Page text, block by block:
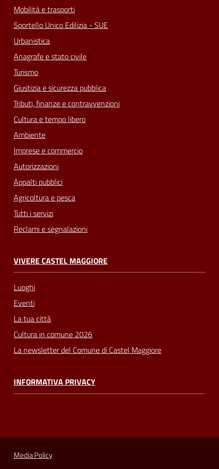
Mobilità e trasporti
Sportello Unico Edilizia - SUE
Urbanistica
Anagrafe e stato civile
Turismo
Giustizia e sicurezza pubblica
Tributi, finanze e contravvenzioni
Cultura e tempo libero
Ambiente
Imprese e commercio
Autorizzazioni
Appalti pubblici
Agricoltura e pesca
Tutti i servizi
Reclami e segnalazioni
VIVERE CASTEL MAGGIORE
Luoghi
Eventi
La tua città
Cultura in comune 2026
La newsletter del Comune di Castel Maggiore
INFORMATIVA PRIVACY
Media Policy